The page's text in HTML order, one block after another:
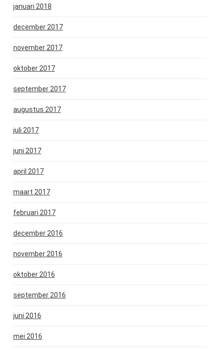
januari 2018
december 2017
november 2017
oktober 2017
september 2017
augustus 2017
juli 2017
juni 2017
april 2017
maart 2017
februari 2017
december 2016
november 2016
oktober 2016
september 2016
juni 2016
mei 2016